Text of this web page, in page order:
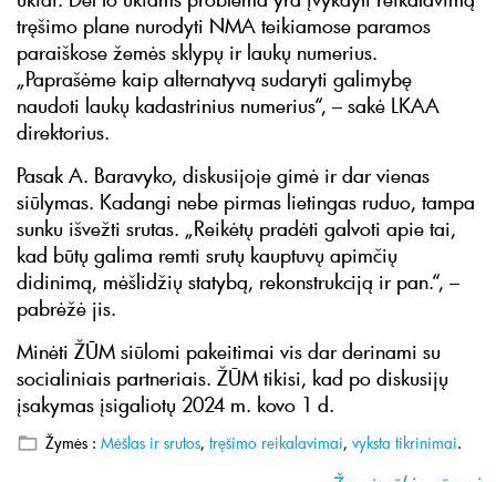
tręšimo plane nurodyti NMA teikiamose paramos
paraiškose žemės sklypų ir laukų numerius.
„Paprašėme kaip alternatyvą sudaryti galimybę
naudoti laukų kadastrinius numerius“, – sakė LKAA
direktorius.
Pasak A. Baravyko, diskusijoje gimė ir dar vienas
siūlymas. Kadangi nebe pirmas lietingas ruduo, tampa
sunku išvežti srutas. „Reikėtų pradėti galvoti apie tai,
kad būtų galima remti srutų kauptuvų apimčių
didinimą, mėšlidžių statybą, rekonstrukciją ir pan.“, –
pabrėžė jis.
Minėti ŽŪM siūlomi pakeitimai vis dar derinami su
socialiniais partneriais. ŽŪM tikisi, kad po diskusijų
įsakymas įsigaliotų 2024 m. kovo 1 d.
Žymės : Mėšlas ir srutos, tręšimo reikalavimai, vyksta tikrinimai.